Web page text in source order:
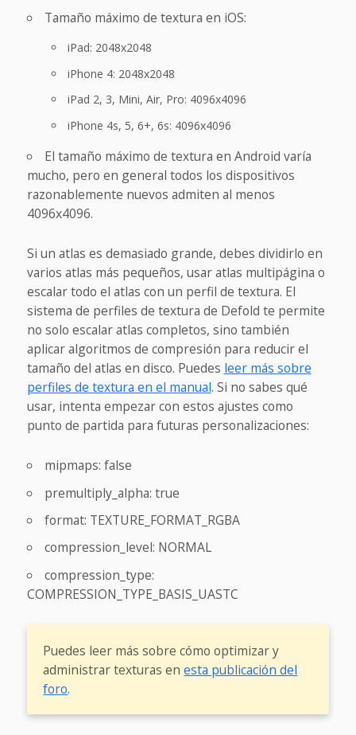
Tamaño máximo de textura en iOS:
iPad: 2048x2048
iPhone 4: 2048x2048
iPad 2, 3, Mini, Air, Pro: 4096x4096
iPhone 4s, 5, 6+, 6s: 4096x4096
El tamaño máximo de textura en Android varía
mucho, pero en general todos los dispositivos
razonablemente nuevos admiten al menos
4096x4096.
Si un atlas es demasiado grande, debes dividirlo en
varios atlas más pequeños, usar atlas multipágina o
escalar todo el atlas con un perfil de textura. El
sistema de perfiles de textura de Defold te permite
no solo escalar atlas completos, sino también
aplicar algoritmos de compresión para reducir el
tamaño del atlas en disco. Puedes leer más sobre
perfiles de textura en el manual. Si no sabes qué
usar, intenta empezar con estos ajustes como
punto de partida para futuras personalizaciones:
mipmaps: false
premultiply_alpha: true
format: TEXTURE_FORMAT_RGBA
compression_level: NORMAL
compression_type:
COMPRESSION_TYPE_BASIS_UASTC
Puedes leer más sobre cómo optimizar y
administrar texturas enesta publicación del
foro.